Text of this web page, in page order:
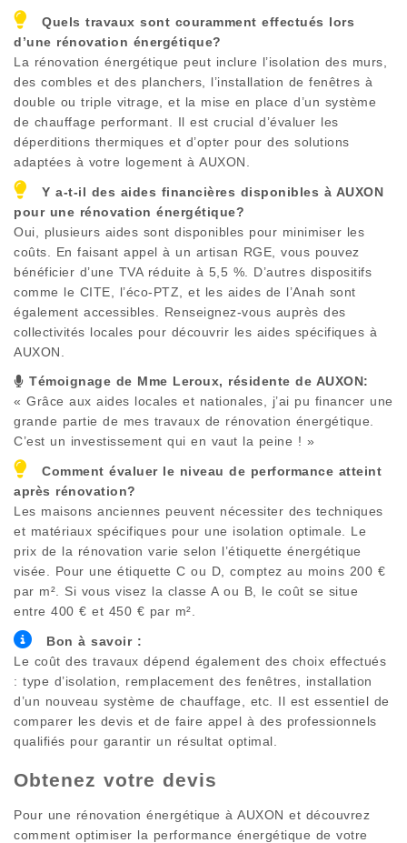
Quels travaux sont couramment effectués lors
d’une rénovation énergétique?
La rénovation énergétique peut inclure l’isolation des murs,
des combles et des planchers, l’installation de fenêtres à
double ou triple vitrage, et la mise en place d’un système
de chauffage performant. Il est crucial d’évaluer les
déperditions thermiques et d’opter pour des solutions
adaptées à votre logement à AUXON
Y a-t-il des aides financières disponibles à AUXON
pour une rénovation énergétique?
Oui, plusieurs aides sont disponibles pour minimiser les
coûts. En faisant appel à un artisan RGE, vous pouvez
bénéficier d’une TVA réduite à 5,5 %. D’autres dispositifs
comme le CITE, l’éco-PTZ, et les aides de l’Anah sont
également accessibles. Renseignez-vous auprès des
collectivités locales pour découvrir les aides spécifiques à
AUXON
Témoignage de Mme Leroux, résidente de AUXON:
« Grâce aux aides locales et nationales, j’ai pu financer une
grande partie de mes travaux de rénovation énergétique.
C’est un investissement qui en vaut la peine ! »
Comment évaluer le niveau de performance atteint
après rénovation?
Les maisons anciennes peuvent nécessiter des techniques
et matériaux spécifiques pour une isolation optimale. Le
prix de la rénovation varie selon l’étiquette énergétique
visée. Pour une étiquette C ou D, comptez au moins 200 €
par m². Si vous visez la classe A ou B, le coût se situe
entre 400 € et 450 € par m².
Bon à savoir :
Le coût des travaux dépend également des choix effectués
: type d’isolation, remplacement des fenêtres, installation
d’un nouveau système de chauffage, etc. Il est essentiel de
comparer les devis et de faire appel à des professionnels
qualifiés pour garantir un résultat optimal.
Obtenez votre devis
Pour une rénovation énergétique à AUXON et découvrez
comment optimiser la performance énergétique de votre